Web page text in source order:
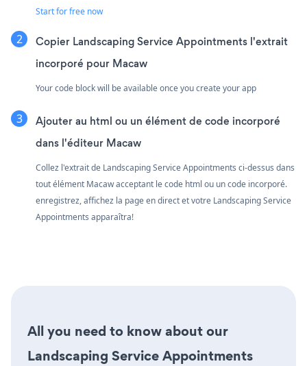
Start for free now
Copier Landscaping Service Appointments l'extrait
incorporé pour Macaw
Your code block will be available once you create your app
Ajouter au html ou un élément de code incorporé
dans l'éditeur Macaw
Collez l'extrait de Landscaping Service Appointments ci-dessus dans
tout élément Macaw acceptant le code html ou un code incorporé.
enregistrez, affichez la page en direct et votre Landscaping Service
Appointments apparaîtra!
All you need to know about our
Landscaping Service Appointments